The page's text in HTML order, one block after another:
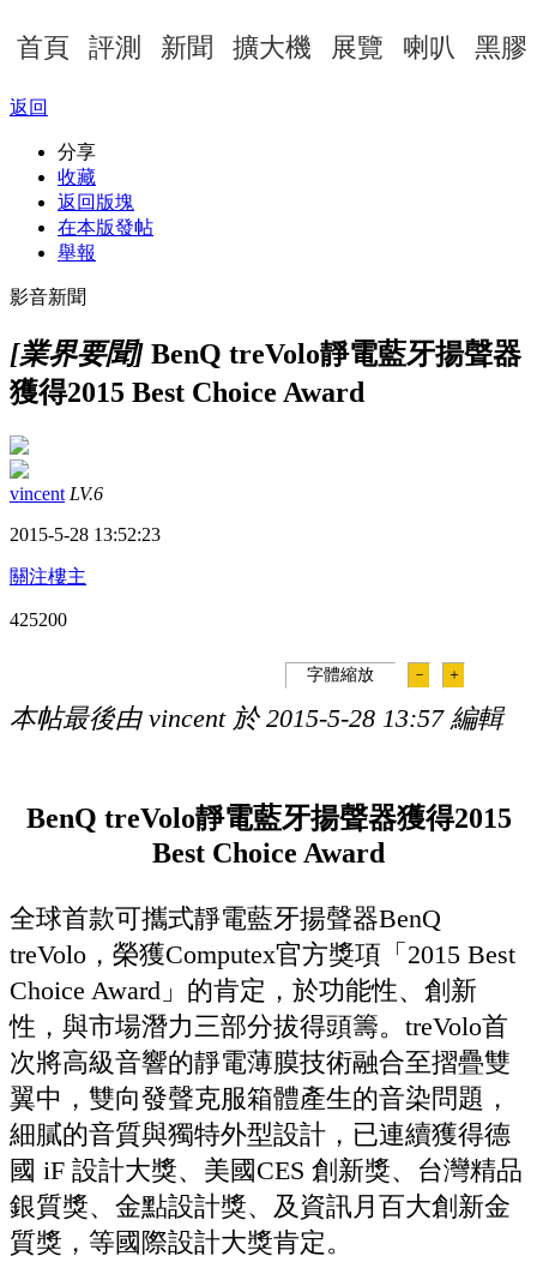
首頁 評測 新聞 擴大機 展覽 喇叭 黑膠
返回
分享
收藏
返回版塊
在本版發帖
舉報
影音新聞
[業界要聞] BenQ treVolo靜電藍牙揚聲器
獲得2015 Best Choice Award
vincent LV.6
2015-5-28 13:52:23
關注樓主
425200
字體縮放 － ＋
本帖最後由 vincent 於 2015-5-28 13:57 編輯
BenQ treVolo靜電藍牙揚聲器獲得2015
Best Choice Award
全球首款可攜式靜電藍牙揚聲器BenQ
treVolo，榮獲Computex官方獎項「2015 Best
Choice Award」的肯定，於功能性、創新
性，與市場潛力三部分拔得頭籌。treVolo首
次將高級音響的靜電薄膜技術融合至摺疊雙
翼中，雙向發聲克服箱體產生的音染問題，
細膩的音質與獨特外型設計，已連續獲得德
國 iF 設計大獎、美國CES 創新獎、台灣精品
銀質獎、金點設計獎、及資訊月百大創新金
質獎，等國際設計大獎肯定。